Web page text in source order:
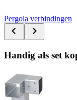
Pergola verbindingen
Handig als set